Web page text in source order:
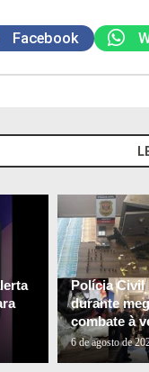
Facebook
Polícia Civil
durante
combate à
6 de agosto de